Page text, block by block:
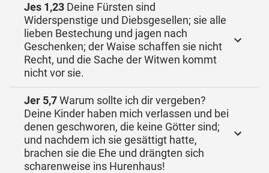
Jes 1,23 Deine Fürsten sind
Widerspenstige und Diebsgesellen; sie alle
lieben Bestechung und jagen nach
Geschenken; der Waise schaffen sie nicht
Recht, und die Sache der Witwen kommt
nicht vor sie.
Jer 5,7Warum sollte ich dir vergeben?
Deine Kinder haben mich verlassen und bei
denen geschworen, die keine Götter sind;
und nachdem ich sie gesättigt hatte,
brachen sie die Ehe und drängten sich
scharenweise ins Hurenhaus!